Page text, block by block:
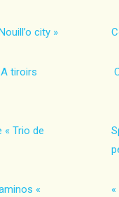
city »
tiroirs
« Trio de
«